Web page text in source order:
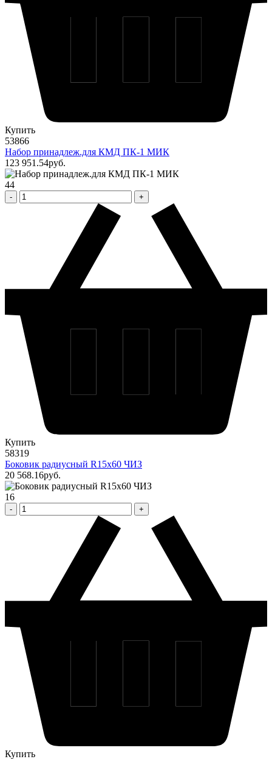
Купить
53866
Набор принадлеж.для КМД ПК-1 МИК
123 951.54pуб.
44
Купить
58319
Боковик радиусный R15х60 ЧИЗ
20 568.16pуб.
16
Купить